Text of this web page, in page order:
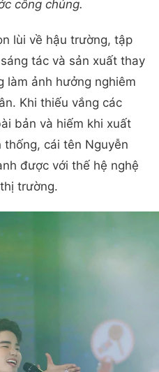
công chúng.
lùi về hậu trường, tập
tác và sản xuất thay
làm ảnh hưởng nghiêm
Khi thiếu vắng các
bản và hiếm khi xuất
cái tên Nguyễn
được với thế hệ nghệ
trường.